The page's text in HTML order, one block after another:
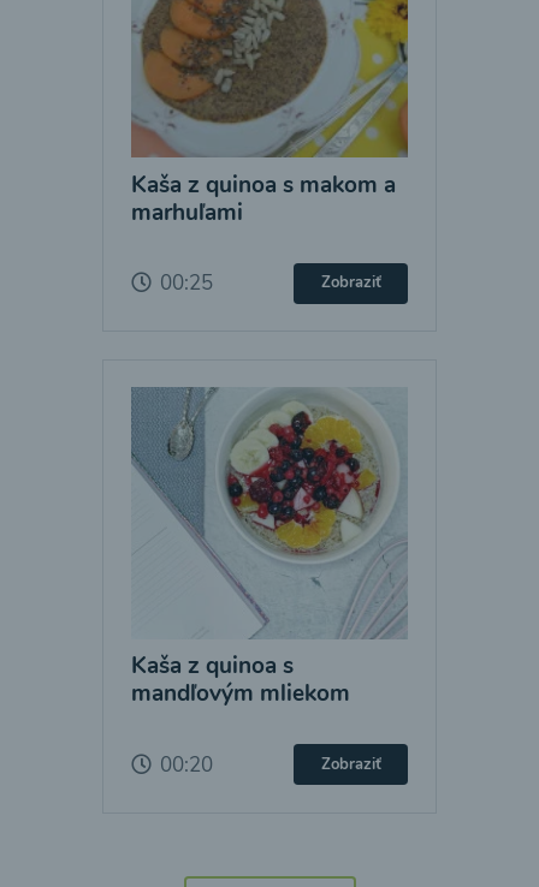
Kaša z quinoa s makom a
marhuľami
00:25 Zobraziť
Kaša z quinoa s
mandľovým mliekom
00:20 Zobraziť